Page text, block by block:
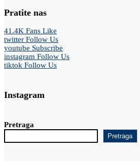
Pratite nas
41.4K Fans Like
twitter Follow Us
youtube Subscribe
instagram Follow Us
tiktok Follow Us
Instagram
Pretraga
Pretraga